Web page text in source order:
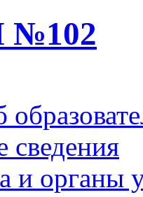
сведения
и органы